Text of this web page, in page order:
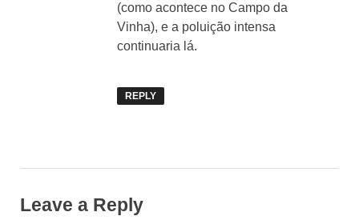
(como acontece no Campo da
Vinha), e a poluição intensa
continuaria lá.
REPLY
Leave a Reply